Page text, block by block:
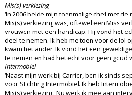
Mis(s) verkiezing
‘In 2006 belde mijn toenmalige chef met
Mis(s) verkiezing was, oftewel een Miss
vrouwen met een handicap. Hij vond het
deel te nemen. Ik heb me toen voor de lol
kwam het ander! Ik vond het een
te nemen en had het echt voor geen goud
Intermobiel
‘Naast mijn werk bij Carrier, ben ik sinds
voor Stichting Intermobiel. Ik heb
Mis(s) verkiezing. Nu werk ik mee aan